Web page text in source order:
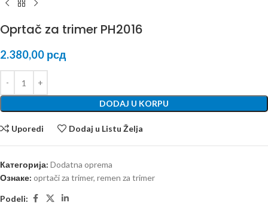
Oprtač za trimer PH2016
2.380,00 рсд
DODAJ U KORPU
Uporedi Dodaj u Listu Želja
Категорија: Dodatna oprema
Ознаке: oprtači za trimer, remen za trimer
Podeli: